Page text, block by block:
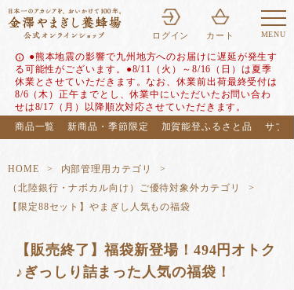
MENU
ログイン カート
info ●熊本地震の影響で九州地方へのお届けに遅延が発生す
る可能性がございます。●8/11（火）～8/16（日）は夏季
休業とさせていただきます。なお、休業前出荷最終受付は
8/6（木）正午までとし、休業中にいただいたお問い合わ
せは8/17（月）以降順次対応させていただきます。
商品一覧
新商品・季節限定 加賀能登ふるさと品 サブ
HOME
内部管理用カテゴリ
（北陸銀行・ナボカル向け）ご優待対象外カテゴリ
【限定88セット】やまぎし人気もの福袋
【販売終了】福袋新登場！494円オトク
♪ぎっしり詰まった人気の福袋！